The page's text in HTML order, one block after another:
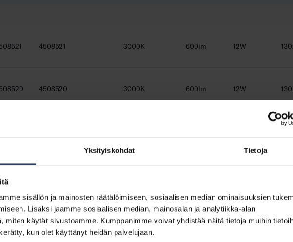
Yksityiskohdat Tietoja
sisällön ja mainosten räätälöimiseen, sosiaalisen median ominaisuuksien
Lisäksi jaamme sosiaalisen median, mainosalan ja analytiikka-alan
miten käytät sivustoamme. Kumppanimme voivat yhdistää näitä tietoja muihin
kun olet käyttänyt heidän palvelujaan.
4508521 3000K 600lm 12W
4508520 3000K 600lm 12W
Sähkönumero (FIN) Värilämpötila Valovirta Ottoteho